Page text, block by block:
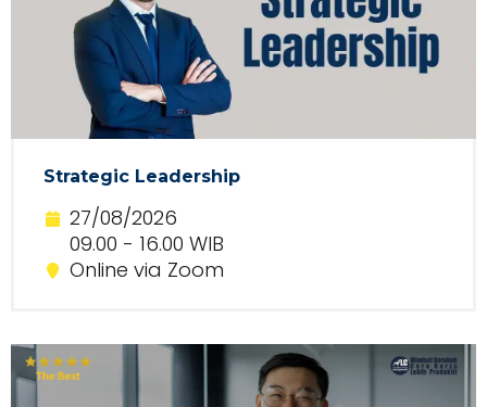
Strategic Leadership
27/08/2026
09.00 - 16.00 WIB
Online via Zoom